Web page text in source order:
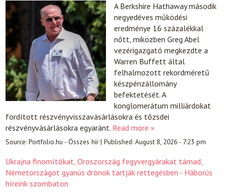
A Berkshire Hathaway második
negyedéves működési
eredménye 16 százalékkal
nőtt, miközben Greg Abel
vezérigazgató megkezdte a
Warren Buffett által
felhalmozott rekordméretű
készpénzállomány
befektetését. A
konglomerátum milliárdokat
fordított részvényvisszavásárlásokra és tőzsdei
részvényvásárlásokra egyaránt. Read more »
Source:Portfolio.hu - Összes hír|Published:August 8, 2026 - 7:23 pm
Ukrajna finomítókat, Oroszország fegyvergyárakat támad,
Németországot gyanús drónok tartják rettegésben - Háborús
híreink szombaton